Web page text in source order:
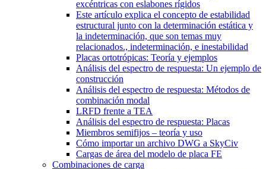
excéntricas con eslabones rígidos
Este artículo explica el concepto de estabilidad
estructural junto con la determinación estática y
la indeterminación, que son temas muy
relacionados., indeterminación, e inestabilidad
Placas ortotrópicas: Teoría y ejemplos
Análisis del espectro de respuesta: Un ejemplo de
construcción
Análisis del espectro de respuesta: Métodos de
combinación modal
LRFD frente a TEA
Análisis del espectro de respuesta: Placas
Miembros semifijos – teoría y uso
Cómo importar un archivo DWG a SkyCiv
Cargas de área del modelo de placa FE
Combinaciones de carga